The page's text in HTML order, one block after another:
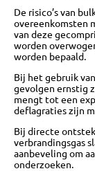
De risico’s van
overeenkomsten
van deze
worden
worden bepaald.
Bij het gebruik
gevolgen ernstig
mengt tot een
deflagraties zijn
Bij directe
verbrandingsgas
aanbeveling om
onderzoeken.